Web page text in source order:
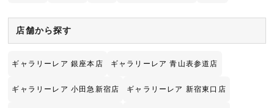
店舗から探す
ギャラリーレア 銀座本店 ギャラリーレア 青山表参道店
ギャラリーレア 小田急新宿店 ギャラリーレア 新宿東口店